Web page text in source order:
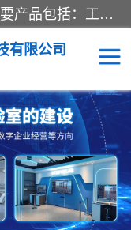
京创智业产品涵盖了多个领域，主要产品包括：工业4.0生产线解决方案，智慧物流综合实训室，教学设备与实验室建设，虚拟仿真实验室等。公司将秉持“创新、执着、诚信、共赢”的理念，以“将服务当作使命”为核心价值观，致力于为客户创造价值，与客户、合作伙伴和员工共同成长。
有限公司
应链
流